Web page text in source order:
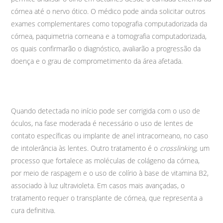
córnea até o nervo ótico. O médico pode ainda solicitar outros
exames complementares como topografia computadorizada da
córnea, paquimetria corneana e a tomografia computadorizada,
os quais confirmarão o diagnóstico, avaliarão a progressão da
doença e o grau de comprometimento da área afetada.
Quando detectada no início pode ser corrigida com o uso de
óculos, na fase moderada é necessário o uso de lentes de
contato específicas ou implante de anel intracorneano, no caso
de intolerância às lentes. Outro tratamento é o crosslinking, um
processo que fortalece as moléculas de colágeno da córnea,
por meio de raspagem e o uso de colírio à base de vitamina B2,
associado à luz ultravioleta. Em casos mais avançadas, o
tratamento requer o transplante de córnea, que representa a
cura definitiva.